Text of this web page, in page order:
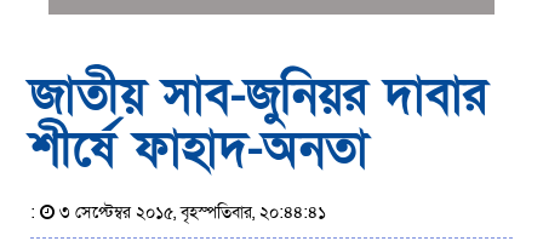
জাতীয় সাব-জুনিয়র দাবার
শীর্ষে ফাহাদ-অনতা
: ৩ সেপ্টেম্বর ২০১৫, বৃহস্পতিবার, ২০:৪৪:৪১